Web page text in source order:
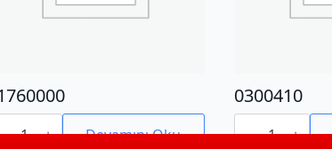
Devamını Oku
0300410
0300410
adet